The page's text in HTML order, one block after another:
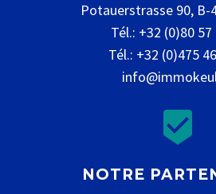
Potauerstrasse 90, B-
Tél.: +32 (0)80 57
Tél.: +32 (0)475


NOTRE